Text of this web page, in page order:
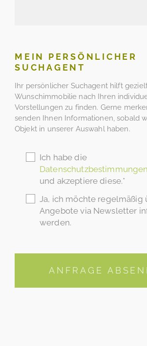
MEIN PERSÖNLICHER
SUCHAGENT
Ihr persönlicher Suchagent hilft
Wunschimmobilie nach Ihren
Vorstellungen zu finden. Gerne
senden Ihnen Informationen, sobald
Objekt in unserer Auswahl haben.
Ich habe die
Datenschutzbestimmungen
und akzeptiere diese.*
Ja, ich möchte regelmäßig
Angebote via Newsletter
werden.
ANFRAGE